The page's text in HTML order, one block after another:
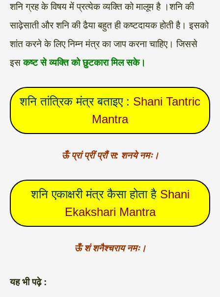
शनि ग्रह के विषय में प्रत्येक व्यक्ति को मालूम है ।शनि की
साढ़ेसाती और शनि की ढैया बहुत ही कष्टदायक होती है। इसको
शांत करने के लिए निम्न मंत्र का जाप करना चाहिए। जिससे
इसकष्ट से व्यक्ति को छुटकारा मिल सके।
शनि तांत्रिक मंत्र बताइए : Shani Tantric
Mantra
ऊँ प्रां प्रीं प्रौं स: शनये नमः।
शनि एकाक्षरी मंत्र कैसा होता है Shani
Ekakshari Mantra
ऊँ शं शनैश्चराय नमः।
यह भी पढ़े :